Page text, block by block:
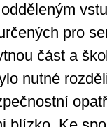
pro
část a
nutné